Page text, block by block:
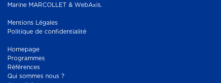
Marine MARCOLLET & WebAxis.
Mentions Légales
Politique de confidentialité
Homepage
Programmes
Références
Qui sommes nous ?